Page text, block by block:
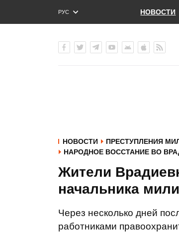
РУС
ENG
НОВОСТИ
НОВОСТИ
ПРЕСТУПЛЕНИЯ
НАРОДНОЕ ВОССТАНИЕ ВО
Жители
начальника
Через несколько дней
работниками